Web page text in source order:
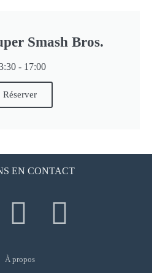
Smash Bros.
- 17:00
Réserver
EN CONTACT
À propos